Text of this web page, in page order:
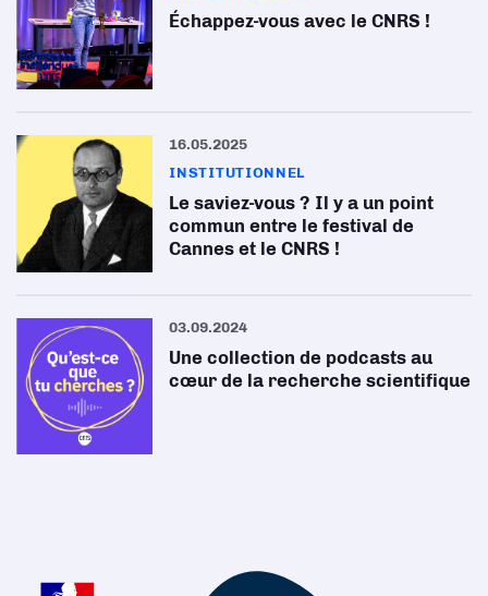
Échappez-vous avec le CNRS !
16.05.2025
INSTITUTIONNEL
Le saviez-vous ? Il y a un point
commun entre le festival de
Cannes et le CNRS !
03.09.2024
Une collection de podcasts au
cœur de la recherche scientifique